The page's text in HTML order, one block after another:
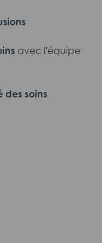
avec l'équipe
soins